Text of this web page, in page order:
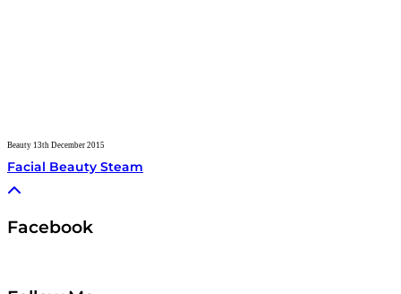
Beauty 13th December 2015
Facial Beauty Steam
Facebook